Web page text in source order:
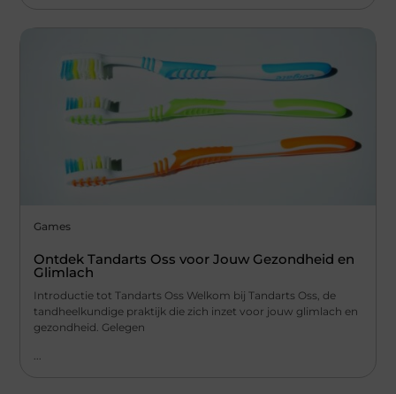
Games
Ontdek Tandarts Oss voor Jouw Gezondheid en
Glimlach
Introductie tot Tandarts Oss Welkom bij Tandarts Oss, de
tandheelkundige praktijk die zich inzet voor jouw glimlach en
gezondheid. Gelegen
...